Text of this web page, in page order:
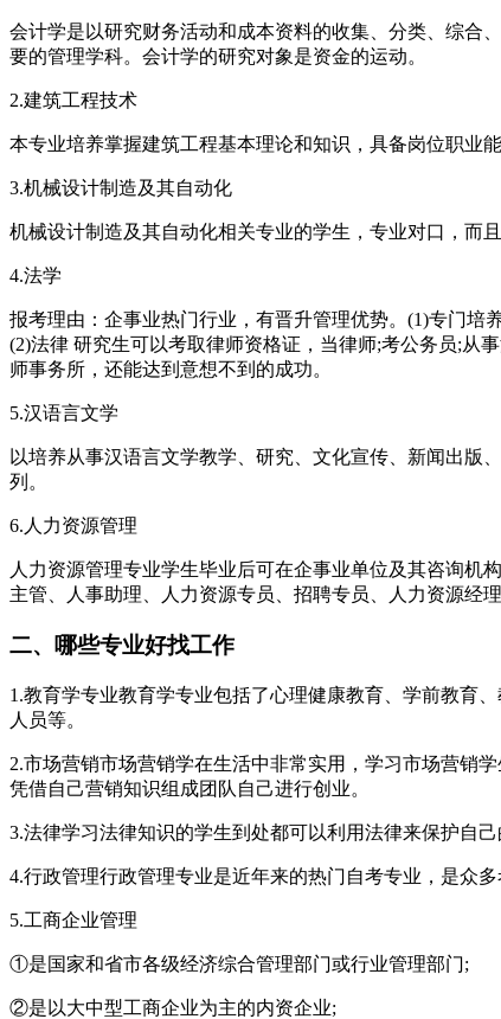
会计学是以研究财务活动和成本资料的收集、分类、综合
要的管理学科。会计学的研究对象是资金的运动。
2.建筑工程技术
本专业培养掌握建筑工程基本理论和知识，具备岗位职业
3.机械设计制造及其自动化
机械设计制造及其自动化相关专业的学生，专业对口，而
4.法学
报考理由：‌‌企事业热门行业，有晋升管理优势。(1)专门培
(2)法律 研究生可以考取律师资格证，当律师;考公务员;从
师事务所，还能达到意想不到的成功。
5.汉语言文学
以培养从事汉语言文学教学、研究、文化宣传、新闻出版
列。
6.人力资源管理
人力资源管理专业学生毕业后可在企事业单位及其咨询机
主管、人事助理、人力资源专员、招聘专员、人力资源经
二、哪些专业好找工作
1.教育学专业教育学专业包括了心理健康教育、学前教育
人员等。
2.市场营销市场营销学在生活中非常实用，学习市场营销
凭借自己营销知识组成团队自己进行创业。
3.法律学习法律知识的学生到处都可以利用法律来保护自
4.行政管理行政管理专业是近年来的热门自考专业，是众
5.工商企业管理
①是国家和省市各级经济综合管理部门或行业管理部门;
②是以大中型工商企业为主的内资企业;